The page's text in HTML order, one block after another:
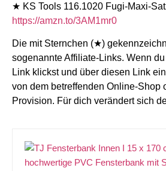
★ KS Tools 116.1020 Fugi-Maxi-
https://amzn.to/3AM1mr0
Die mit Sternchen (★)
sogenannte Affiliate-Links. Wenn
Link klickst und über diesen Link
von dem betreffenden Online-Shop
Provision. Für dich verändert sich